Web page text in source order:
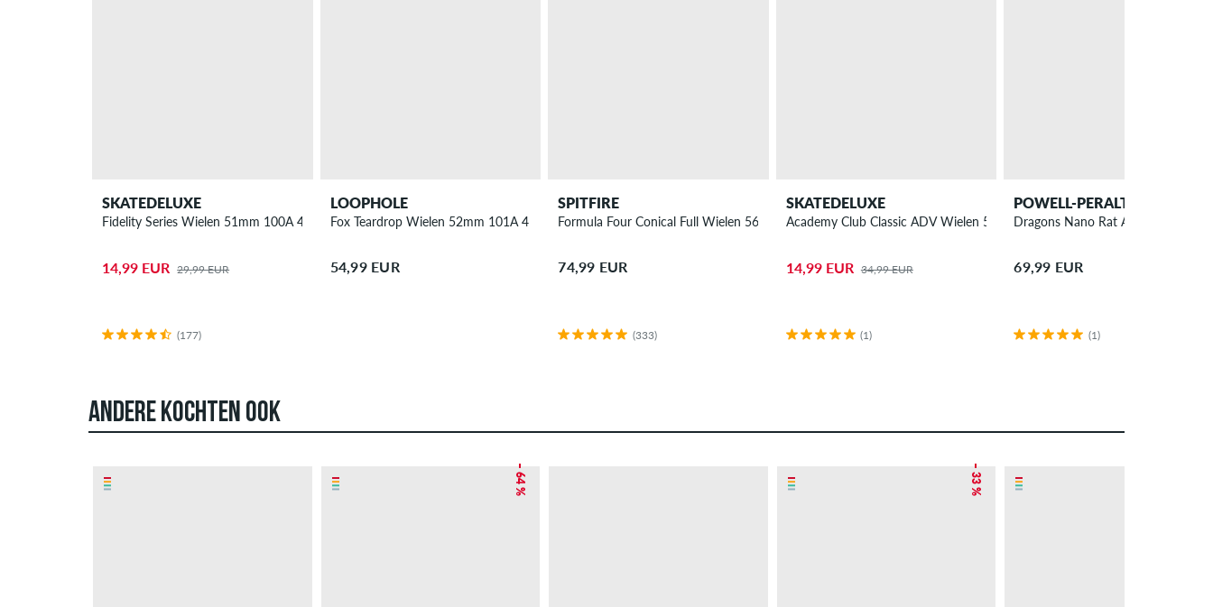
SKATEDELUXE
Fidelity Series Wielen 51mm 100A 4 Pack
14,99 EUR 29,99 EUR
(177)
LOOPHOLE
Fox Teardrop Wielen 52mm 101A 4 Pack
54,99 EUR
SPITFIRE
Formula Four Conical Full Wielen 56mm 101A 4 Pack
74,99 EUR
(333)
SKATEDELUXE
Academy Club Classic ADV Wielen 54mm 100A 4 Pack
14,99 EUR 34,99 EUR
(1)
POWELL-PERALTA
Dragons Nano Rat AV6
69,99 EUR
(1)
ANDERE KOCHTEN OOK
– 64 % – 33 %